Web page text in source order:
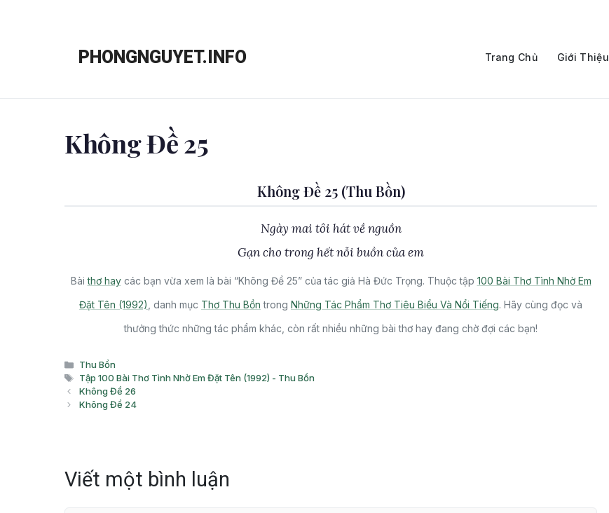
PHONGNGUYET.INFO Trang Chủ Giới Thiệu
Không Đề 25
Không Đề 25 (Thu Bồn)
Ngày mai tôi hát về nguồn
Gạn cho trong hết nỗi buồn của em
Bàithơ haycác bạn vừa xem là bài “Không Đề 25” của tác giả Hà Đức Trọng. Thuộc tập 100 Bài Thơ Tình Nhờ Em
Đặt Tên (1992) , danh mục Thơ Thu Bồn trong Những Tác Phẩm Thơ Tiêu Biểu Và Nổi Tiếng. Hãy cùng đọc và
thưởng thức những tác phẩm khác, còn rất nhiều những bài thơ hay đang chờ đợi các bạn!
Danh
mục
Thu Bồn
Thẻ
Tập 100 Bài Thơ Tình Nhờ Em Đặt Tên (1992) - Thu Bồn
Không Đề 26
Không Đề 24
Viết một bình luận